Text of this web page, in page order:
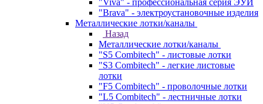
"Viva" - профессиональная серия ЭУИ
"Brava" - электроустановочные изделия
Металлические лотки/каналы
Назад
Металлические лотки/каналы
"S5 Combitech" - листовые лотки
"S3 Combitech" - легкие листовые
лотки
"F5 Combitech" - проволочные лотки
"L5 Combitech" - лестничные лотки